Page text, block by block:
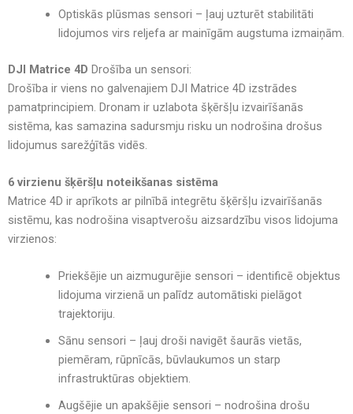
Optiskās plūsmas sensori – ļauj uzturēt stabilitāti
lidojumos virs reljefa ar mainīgām augstuma izmaiņām.
DJI Matrice 4D Drošība un sensori:
Drošība ir viens no galvenajiem DJI Matrice 4D izstrādes
pamatprincipiem. Dronam ir uzlabota šķēršļu izvairīšanās
sistēma, kas samazina sadursmju risku un nodrošina drošus
lidojumus sarežģītās vidēs.
6 virzienu šķēršļu noteikšanas sistēma
Matrice 4D ir aprīkots ar pilnībā integrētu šķēršļu izvairīšanās
sistēmu, kas nodrošina visaptverošu aizsardzību visos lidojuma
virzienos:
Priekšējie un aizmugurējie sensori – identificē objektus
lidojuma virzienā un palīdz automātiski pielāgot
trajektoriju.
Sānu sensori – ļauj droši navigēt šaurās vietās,
piemēram, rūpnīcās, būvlaukumos un starp
infrastruktūras objektiem.
Augšējie un apakšējie sensori – nodrošina drošu